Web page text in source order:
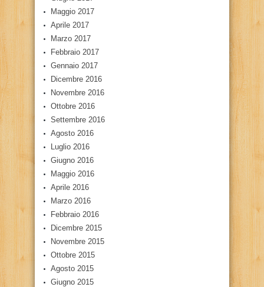
Maggio 2017
Aprile 2017
Marzo 2017
Febbraio 2017
Gennaio 2017
Dicembre 2016
Novembre 2016
Ottobre 2016
Settembre 2016
Agosto 2016
Luglio 2016
Giugno 2016
Maggio 2016
Aprile 2016
Marzo 2016
Febbraio 2016
Dicembre 2015
Novembre 2015
Ottobre 2015
Agosto 2015
Giugno 2015